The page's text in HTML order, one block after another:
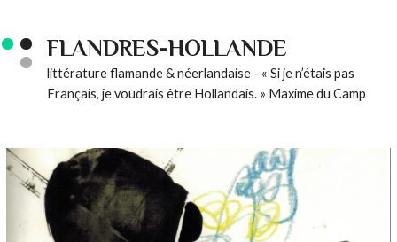
FLANDRES-HOLLANDE
littérature flamande & néerlandaise - « Si je n’étais pas
Français, je voudrais être Hollandais. » Maxime du Camp